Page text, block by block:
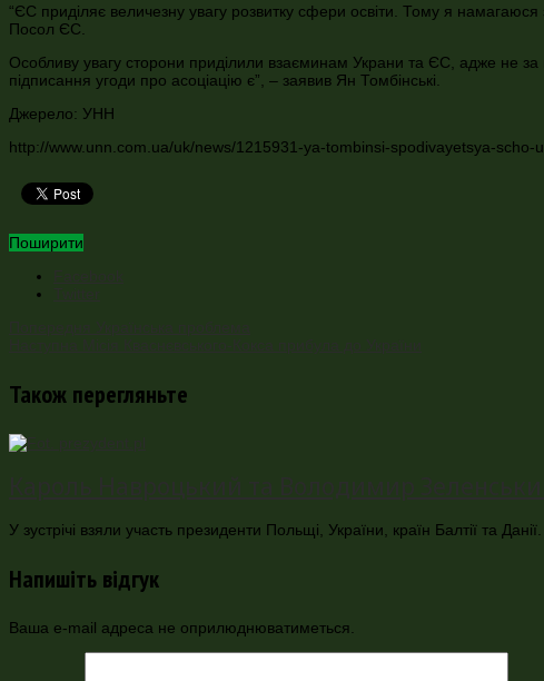
“ЄС приділяє величезну увагу розвитку сфери освіти. Тому я намагаюся
Посол ЄС.
Особливу увагу сторони приділили взаєминам Украни та ЄС, адже не за
підписання угоди про асоціацію є”, – заявив Ян Томбінські.
Джерело: УНН
http://www.unn.com.ua/uk/news/1215931-ya-tombinsi-spodivayetsya-
Поширити
Також перегляньте
У зустрічі взяли участь президенти Польщі, України, країн Балтії та
Напишіть відгук
Ваша e-mail адреса не оприлюднюватиметься.